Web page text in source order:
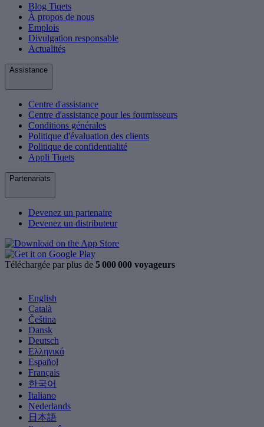
Blog Tiqets
À propos de nous
Emplois
Divulgation responsable
Actualités
Assistance
Centre d'assistance
Centre d'assistance pour les fournisseurs
Conditions générales
Politique d'évaluation des clients
Politique de confidentialité
Appli Tiqets
Partenariats
Devenez un partenaire
Devenez un distributeur
Téléchargée par plus de 5 000 000 voyageurs
English
Català
Čeština
Dansk
Deutsch
Ελληνικά
Español
Français
한국어
Italiano
Nederlands
日本語